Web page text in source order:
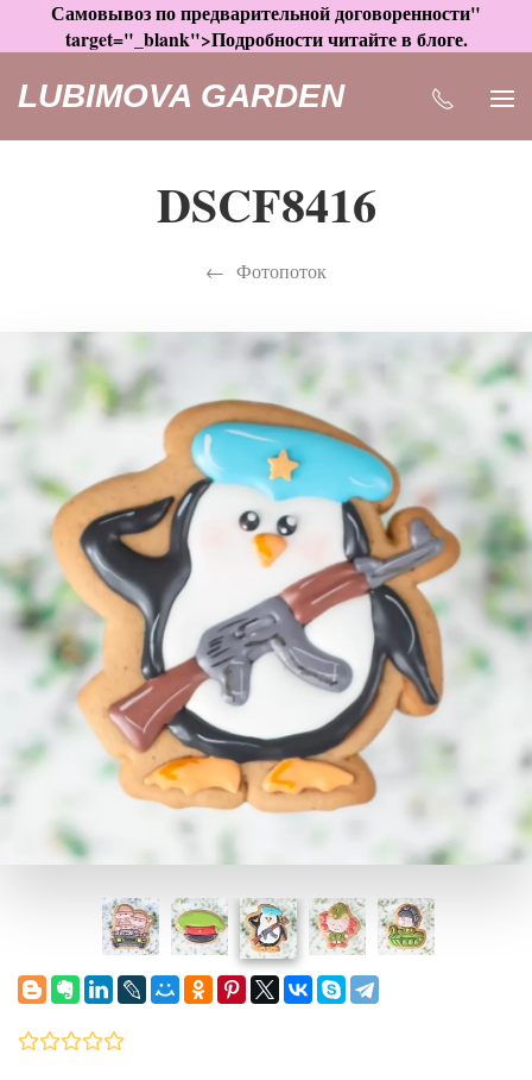
Самовывоз по предварительной договоренности"
target="_blank">Подробности читайте в блоге.
LUBIMOVA GARDEN
DSCF8416
Фотопоток